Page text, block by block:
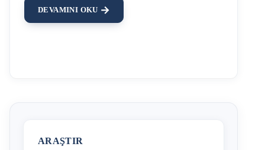
para kadının kişisel malı sayılır ve kadına aittir. Erkeğin bu
malvarlığı üzerinde bir hakkı bulunmamaktadır. Ziynet
DEVAMINI OKU
ARAŞTIR